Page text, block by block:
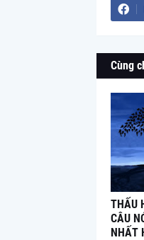
Cùng
THẤU
CÂU
NHẤT